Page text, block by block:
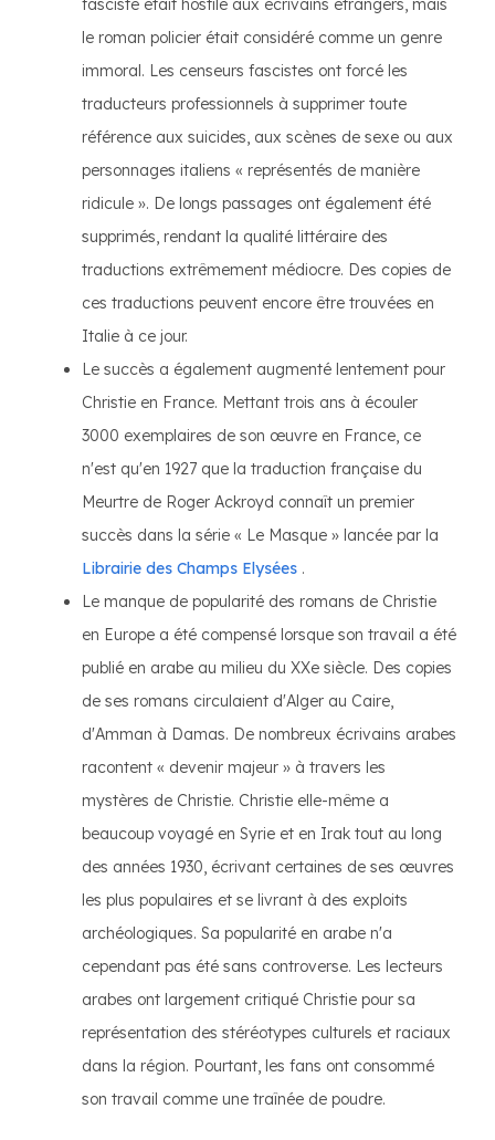
fasciste était hostile aux écrivains étrangers, mais
le roman policier était considéré comme un genre
immoral. Les censeurs fascistes ont forcé les
traducteurs professionnels à supprimer toute
référence aux suicides, aux scènes de sexe ou aux
personnages italiens « représentés de manière
ridicule ». De longs passages ont également été
supprimés, rendant la qualité littéraire des
traductions extrêmement médiocre. Des copies de
ces traductions peuvent encore être trouvées en
Italie à ce jour.
Le succès a également augmenté lentement pour
Christie en France. Mettant trois ans à écouler
3000 exemplaires de son œuvre en France, ce
n'est qu'en 1927 que la traduction française du
Meurtre de Roger Ackroyd connaît un premier
succès dans la série « Le Masque » lancée par la
Librairie des Champs Elysées .
Le manque de popularité des romans de Christie
en Europe a été compensé lorsque son travail a été
publié en arabe au milieu du XXe siècle. Des copies
de ses romans circulaient d'Alger au Caire,
d'Amman à Damas. De nombreux écrivains arabes
racontent « devenir majeur » à travers les
mystères de Christie. Christie elle-même a
beaucoup voyagé en Syrie et en Irak tout au long
des années 1930, écrivant certaines de ses œuvres
les plus populaires et se livrant à des exploits
archéologiques. Sa popularité en arabe n'a
cependant pas été sans controverse. Les lecteurs
arabes ont largement critiqué Christie pour sa
représentation des stéréotypes culturels et raciaux
dans la région. Pourtant, les fans ont consommé
son travail comme une traînée de poudre.